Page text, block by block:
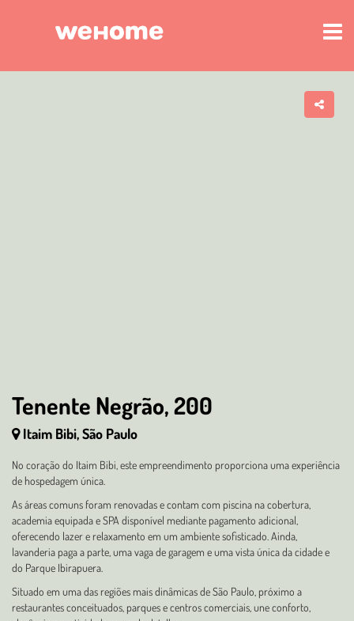
Tenente Negrão, 200
Itaim Bibi, São Paulo
No coração do Itaim Bibi, este empreendimento proporciona uma experiência
de hospedagem única.
As áreas comuns foram renovadas e contam com piscina na cobertura,
academia equipada e SPA disponível mediante pagamento adicional,
oferecendo lazer e relaxamento em um ambiente sofisticado. Ainda,
lavanderia paga a parte, uma vaga de garagem e uma vista única da cidade e
do Parque Ibirapuera.
Situado em uma das regiões mais dinâmicas de São Paulo, próximo a
restaurantes conceituados, parques e centros comerciais, une conforto,